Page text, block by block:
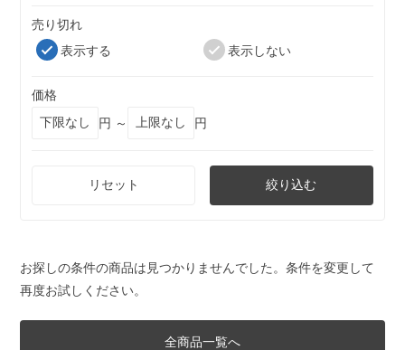
売り切れ
表示する
表示しない
価格
円 ～
円
リセット 絞り込む
お探しの条件の商品は見つかりませんでした。条件を変更して
再度お試しください。
全商品一覧へ